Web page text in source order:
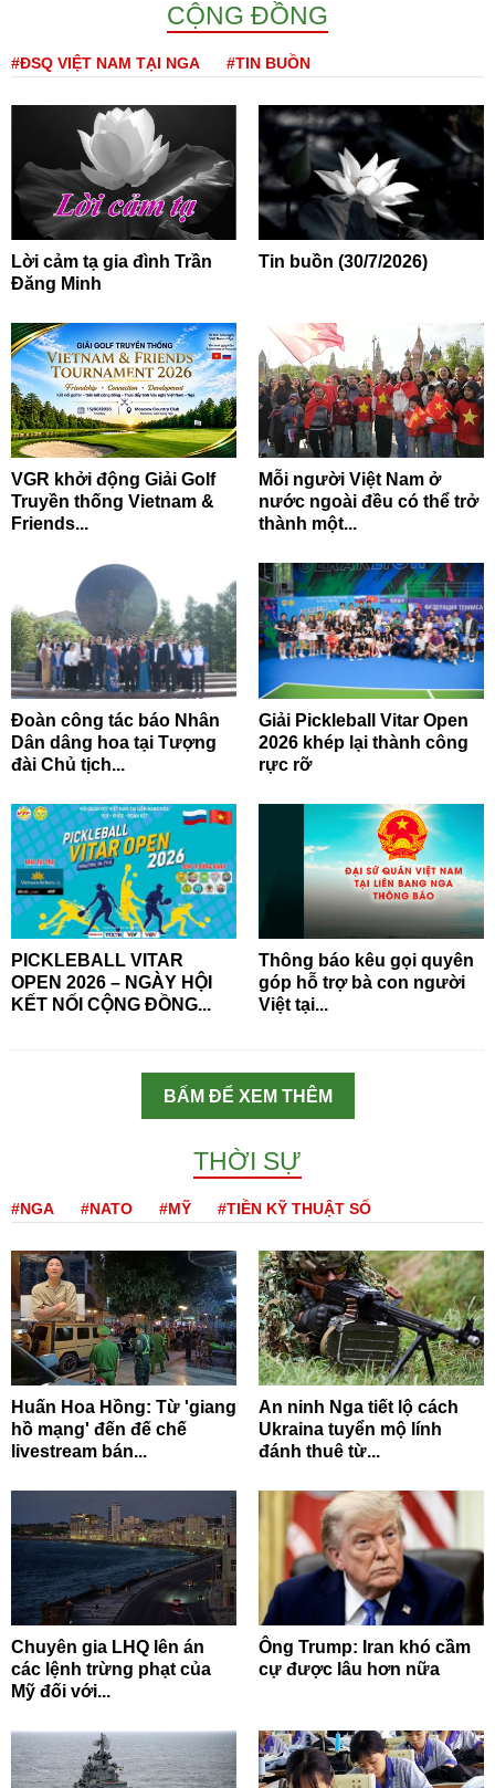
CỘNG ĐỒNG
#ĐSQ VIỆT NAM TẠI NGA #TIN BUỒN
Lời cảm tạ gia đình Trần
Đăng Minh
Tin buồn (30/7/2026)
VGR khởi động Giải Golf
Truyền thống Vietnam &
Friends...
Mỗi người Việt Nam ở
nước ngoài đều có thể trở
thành một...
Đoàn công tác báo Nhân
Dân dâng hoa tại Tượng
đài Chủ tịch...
Giải Pickleball Vitar Open
2026 khép lại thành công
rực rỡ
PICKLEBALL VITAR
OPEN 2026 – NGÀY HỘI
KẾT NỐI CỘNG ĐỒNG...
Thông báo kêu gọi quyên
góp hỗ trợ bà con người
Việt tại...
BẤM ĐỂ XEM THÊM
THỜI SỰ
#NGA #NATO #MỸ #TIỀN KỸ THUẬT SỐ
Huấn Hoa Hồng: Từ 'giang
hồ mạng' đến đế chế
livestream bán...
An ninh Nga tiết lộ cách
Ukraina tuyển mộ lính
đánh thuê từ...
Chuyên gia LHQ lên án
các lệnh trừng phạt của
Mỹ đối với...
Ông Trump: Iran khó cầm
cự được lâu hơn nữa